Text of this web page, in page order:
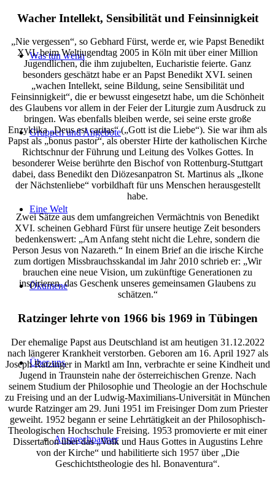
Was tun wenn
Gruppen und Angebote
Eine Welt
Ökumene
Über uns
Ansprechpartner
Wacher Intellekt, Sensibilität und Feinsinnigkeit
„Nie vergessen“, so Gebhard Fürst, werde er, wie Papst Benedikt
XVI. beim Weltjugendtag 2005 in Köln mit über einer Million
Jugendlichen, die ihm zujubelten, Eucharistie feierte. Ganz
besonders geschätzt habe er an Papst Benedikt XVI. seinen
„wachen Intellekt, seine Bildung, seine Sensibilität und
Feinsinnigkeit“, die er bewusst eingesetzt habe, um die Schönheit
des Glaubens vor allem in der Feier der Liturgie zum Ausdruck zu
bringen. Was ebenfalls bleiben werde, sei seine erste große
Enzyklika „Deus est caritas“ („Gott ist die Liebe“). Sie war ihm als
Papst als „bonus pastor“, als oberster Hirte der katholischen Kirche
Richtschnur der Führung und Leitung des Volkes Gottes. In
besonderer Weise berührte den Bischof von Rottenburg-Stuttgart
dabei, dass Benedikt den Diözesanpatron St. Martinus als „Ikone
der Nächstenliebe“ vorbildhaft für uns Menschen herausgestellt
habe.
Zwei Sätze aus dem umfangreichen Vermächtnis von Benedikt
XVI. scheinen Gebhard Fürst für unsere heutige Zeit besonders
bedenkenswert: „Am Anfang steht nicht die Lehre, sondern die
Person Jesus von Nazareth.“ In einem Brief an die irische Kirche
zum dortigen Missbrauchsskandal im Jahr 2010 schrieb er: „Wir
brauchen eine neue Vision, um zukünftige Generationen zu
inspirieren, das Geschenk unseres gemeinsamen Glaubens zu
schätzen.“
Ratzinger lehrte von 1966 bis 1969 in Tübingen
Der ehemalige Papst aus Deutschland ist am heutigen 31.12.2022
nach längerer Krankheit verstorben. Geboren am 16. April 1927 als
Joseph Ratzinger in Marktl am Inn, verbrachte er seine Kindheit und
Jugend in Traunstein nahe der österreichischen Grenze. Nach
seinem Studium der Philosophie und Theologie an der Hochschule
zu Freising und an der Ludwig-Maximilians-Universität in München
wurde Ratzinger am 29. Juni 1951 im Freisinger Dom zum Priester
geweiht. 1952 begann er seine Lehrtätigkeit an der Philosophisch-
Theologischen Hochschule Freising. 1953 promovierte er mit einer
Dissertation über das „Volk und Haus Gottes in Augustins Lehre
von der Kirche“ und habilitierte sich 1957 über „Die
Geschichtstheologie des hl. Bonaventura“.